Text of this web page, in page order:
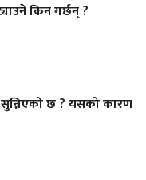
किन गर्छन् ?
छ ? यसको कारण